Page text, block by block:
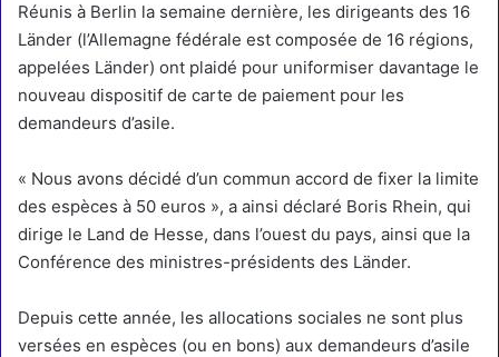
Réunis à Berlin la semaine dernière, les dirigeants des 16
Länder (l’Allemagne fédérale est composée de 16 régions,
appelées Länder) ont plaidé pour uniformiser davantage le
nouveau dispositif de carte de paiement pour les
demandeurs d’asile.
« Nous avons décidé d’un commun accord de fixer la limite
des espèces à 50 euros », a ainsi déclaré Boris Rhein, qui
dirige le Land de Hesse, dans l’ouest du pays, ainsi que la
Conférence des ministres-présidents des Länder.
Depuis cette année, les allocations sociales ne sont plus
versées en espèces (ou en bons) aux demandeurs d’asile